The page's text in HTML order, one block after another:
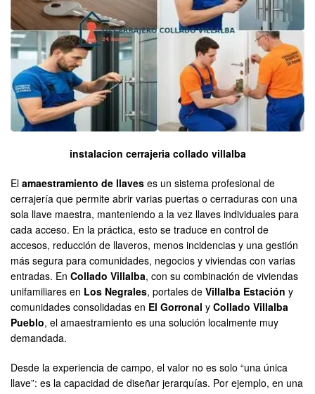
instalacion cerrajeria collado villalba
El amaestramiento de llaves es un sistema profesional de
cerrajería que permite abrir varias puertas o cerraduras con una
sola llave maestra, manteniendo a la vez llaves individuales para
cada acceso. En la práctica, esto se traduce en control de
accesos, reducción de llaveros, menos incidencias y una gestión
más segura para comunidades, negocios y viviendas con varias
entradas. En Collado Villalba, con su combinación de viviendas
unifamiliares en Los Negrales, portales de Villalba Estación y
comunidades consolidadas en El Gorronal y Collado Villalba
Pueblo, el amaestramiento es una solución localmente muy
demandada.
Desde la experiencia de campo, el valor no es solo “una única
llave”: es la capacidad de diseñar jerarquías. Por ejemplo, en una